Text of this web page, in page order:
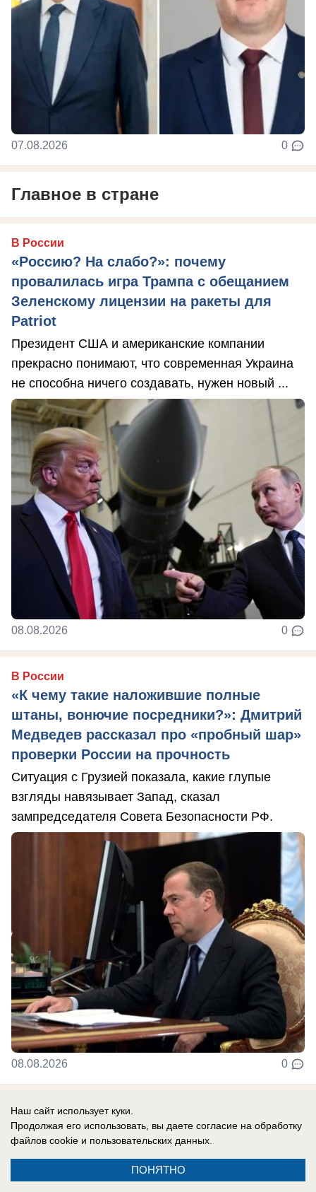
07.08.2026 0
Главное в стране
В России
«Россию? На слабо?»: почему
провалилась игра Трампа с обещанием
Зеленскому лицензии на ракеты для
Patriot
Президент США и американские компании
прекрасно понимают, что современная Украина
не способна ничего создавать, нужен новый ...
08.08.2026 0
В России
«К чему такие наложившие полные
штаны, вонючие посредники?»: Дмитрий
Медведев рассказал про «пробный шар»
проверки России на прочность
Ситуация с Грузией показала, какие глупые
взгляды навязывает Запад, сказал
зампредседателя Совета Безопасности РФ.
08.08.2026 0
В России
Сербия поддерживает Украину: Вучич
радостно встретил Зеленского и
подписал с ним меморандум «о
Наш сайт использует куки.
Продолжая его использовать, вы даете согласие на обработку
файлов cookie и пользовательских данных.
ПОНЯТНО